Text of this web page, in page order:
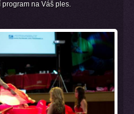
na Váš ples.